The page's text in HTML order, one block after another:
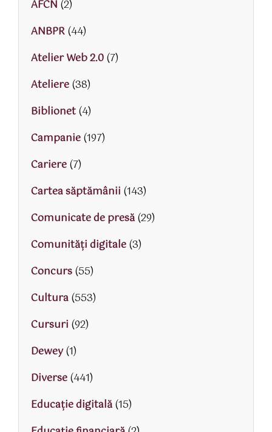
AFCN (2)
ANBPR(44)
Atelier Web 2.0(7)
Ateliere(38)
Biblionet(4)
Campanie(197)
Cariere(7)
Cartea săptămânii (143)
Comunicate de presă(29)
Comunități digitale(3)
Concurs(55)
Cultura(553)
Cursuri (92)
Dewey(1)
Diverse(441)
Educaţie digitală(15)